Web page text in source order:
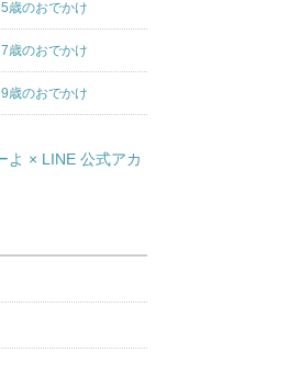
5歳のおでかけ
7歳のおでかけ
9歳のおでかけ